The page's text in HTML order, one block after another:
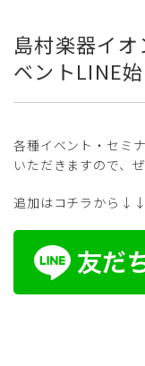
島村楽器イ
ベントLINE
各種イベント・セミ
いただきますので、
追加はコチラか